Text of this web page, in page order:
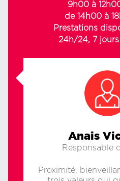
9h00 à
de 14h00 à
Prestations
24h/24, 7
Anais
Responsable
Proximité,